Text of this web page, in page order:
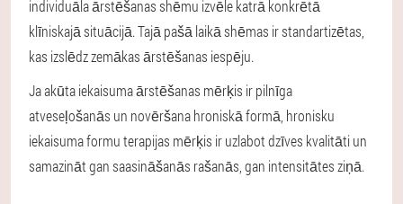
individuāla ārstēšanas shēmu izvēle katrā konkrētā
klīniskajā situācijā. Tajā pašā laikā shēmas ir standartizētas,
kas izslēdz zemākas ārstēšanas iespēju.
Ja akūta iekaisuma ārstēšanas mērķis ir pilnīga
atveseļošanās un novēršana hroniskā formā, hronisku
iekaisuma formu terapijas mērķis ir uzlabot dzīves kvalitāti un
samazināt gan saasināšanās rašanās, gan intensitātes ziņā.